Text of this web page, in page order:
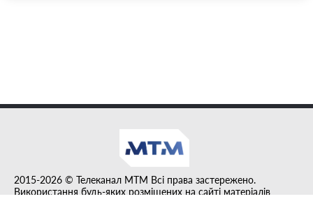
2015-2026 © Телеканал MTM Всі права застережено.
Використання будь-яких розміщених на сайті матеріалів